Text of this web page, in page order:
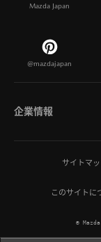
Mazda Japan
@mazdajapan
企業情報
マツダについて
ひとを想う価値創造
サイトマ
このサイトに
©